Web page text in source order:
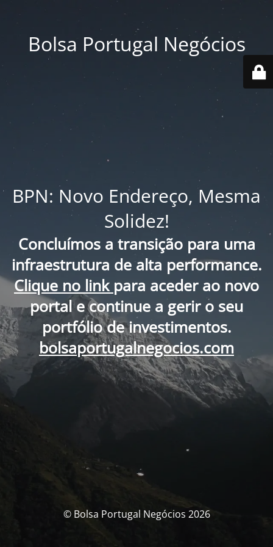
Bolsa Portugal Negócios
BPN: Novo Endereço, Mesma
Solidez!
Concluímos a transição para uma
infraestrutura de alta performance.
Clique no link para aceder ao novo
portal e continue a gerir o seu
portfólio de investimentos.
bolsaportugalnegocios.com
© Bolsa Portugal Negócios 2026